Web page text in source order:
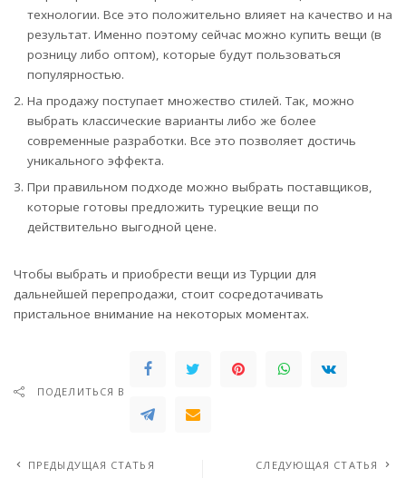
технологии. Все это положительно влияет на качество и на
результат. Именно поэтому сейчас можно купить вещи (в
розницу либо оптом), которые будут пользоваться
популярностью.
На продажу поступает множество стилей. Так, можно
выбрать классические варианты либо же более
современные разработки. Все это позволяет достичь
уникального эффекта.
При правильном подходе можно выбрать поставщиков,
которые готовы предложить турецкие вещи по
действительно выгодной цене.
Чтобы выбрать и приобрести вещи из Турции для
дальнейшей перепродажи, стоит сосредотачивать
пристальное внимание на некоторых моментах.
ПОДЕЛИТЬСЯ В
ПРЕДЫДУЩАЯ СТАТЬЯ СЛЕДУЮЩАЯ СТАТЬЯ